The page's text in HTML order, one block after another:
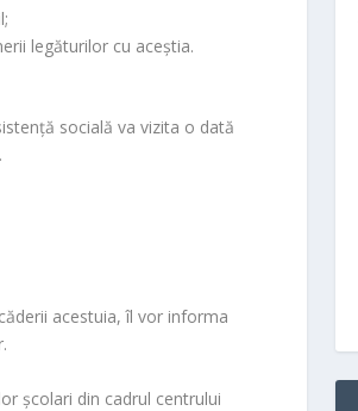
legăturilor cu aceștia.
socială va vizita o dată
acestuia, îl vor informa
școlari din cadrul centrului